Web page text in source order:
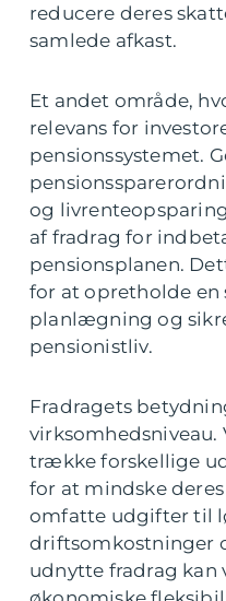
reducere deres
samlede afkast.
Et andet område,
relevans for
pensionssystemet.
og
af fradrag for
pensionsplanen.
for at opretholde en
planlægning og
pensionistliv.
Fradragets
virksomhedsniveau.
trække forskellige
for at mindske
omfatte udgifter til
driftsomkostninger
udnytte fradrag kan